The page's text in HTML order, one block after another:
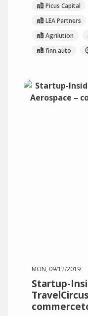
Picus Capital
LEA Partners
Agrilution
finn.auto
MON, 09/12/2019
Startup-